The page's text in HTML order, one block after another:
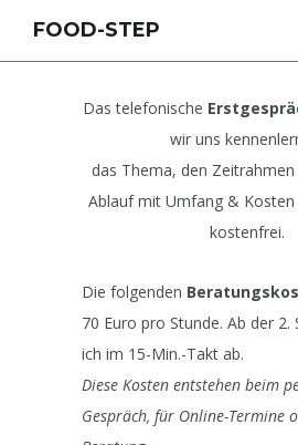
FOOD-STEP
Das telefonische
wir uns
das Thema, den
Ablauf mit Umfang &
kostenfrei.
Die folgenden
70 Euro pro Stunde. Ab der 2.
ich im 15-Min.-Takt ab.
Diese Kosten entstehen beim
Gespräch, für Online-Termine